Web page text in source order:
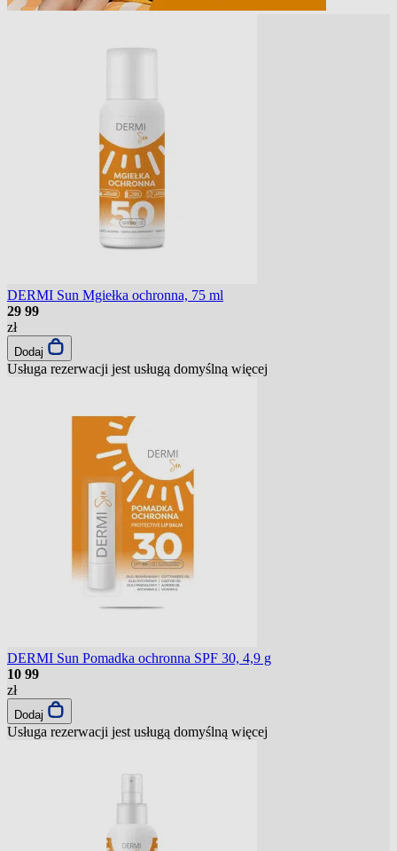
DERMI Sun Mgiełka ochronna, 75 ml
29 99
zł
Dodaj
Usługa rezerwacji jest usługą domyślną więcej
DERMI Sun Pomadka ochronna SPF 30, 4,9 g
10 99
zł
Dodaj
Usługa rezerwacji jest usługą domyślną więcej